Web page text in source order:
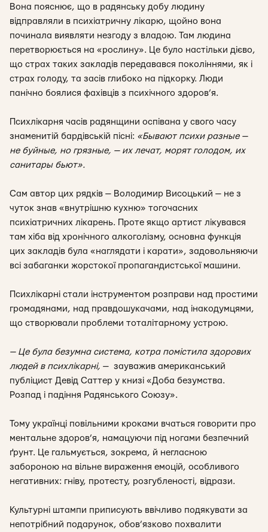
Вона пояснює, що в радянську добу людину
відправляли в психіатричну лікарю, щойно вона
починала виявляти незгоду з владою. Там людина
перетворюється на «рослину». Це було настільки дієво,
що страх таких закладів передавався поколіннями, як і
страх голоду, та засів глибоко на підкорку. Люди
панічно боялися фахівців з психічного здоров’я.
Психлікарня часів радянщини оспівана у свого часу
знаменитій бардівській пісні: «Бывают психи разные —
не буйные, но грязные, — их лечат, морят голодом, их
санитары бьют».
Сам автор цих рядків — Володимир Висоцький — не з
чуток знав «внутрішню кухню» тогочасних
психіатричних лікарень. Проте якщо артист лікувався
там хіба від хронічного алкоголізму, основна функція
цих закладів була «наглядати і карати», задовольняючи
всі забаганки жорстокої пропагандистської машини.
Психлікарні стали інструментом розправи над простими
громадянами, над правдошукачами, над інакодумцями,
що створювали проблеми тоталітарному устрою.
— Це була безумна система, котра помістила здорових
людей в психлікарні, — зауважив американський
публіцист Девід Саттер у книзі «Доба безумства.
Розпад і падіння Радянського Союзу».
Тому українці повільними кроками вчаться говорити про
ментальне здоров’я, намацуючи під ногами безпечний
ґрунт. Це гальмується, зокрема, й негласною
забороною на вільне вираження емоцій, особливого
негативних: гніву, протесту, розгубленості, відрази.
Культурні штампи приписують ввічливо подякувати за
непотрібний подарунок, обов’язково похвалити